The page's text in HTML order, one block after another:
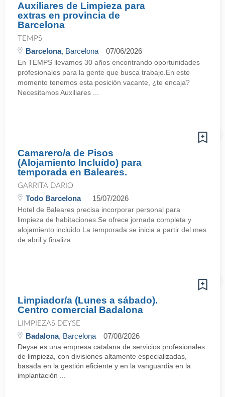
Auxiliares de Limpieza para
extras en provincia de
Barcelona
TEMPS
Barcelona, Barcelona 07/06/2026
En TEMPS llevamos 30 años encontrando oportunidades
profesionales para la gente que busca trabajo.En este
momento tenemos esta posición vacante, ¿te encaja?
Necesitamos Auxiliares ...
Camarero/a de Pisos
(Alojamiento Incluído) para
temporada en Baleares.
GARRITA DARIO
Todo Barcelona 15/07/2026
Hotel de Baleares precisa incorporar personal para
limpieza de habitaciones.Se ofrece jornada completa y
alojamiento incluido.La temporada se inicia a partir del mes
de abril y finaliza ...
Limpiador/a (Lunes a sábado).
Centro comercial Badalona
LIMPIEZAS DEYSE
Badalona, Barcelona 07/08/2026
Deyse es una empresa catalana de servicios profesionales
de limpieza, con divisiones altamente especializadas,
basada en la gestión eficiente y en la vanguardia en la
implantación ...